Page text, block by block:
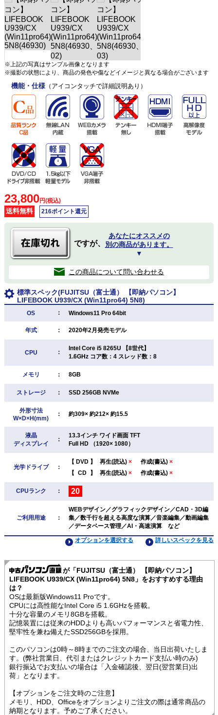
※上記の写真はサンプル画像となります
※撮影の状態により、商品の発色や傷などイメージと異なる場合がございます
機能・仕様（アイコンタッチで詳細説明あり）
23,800円(税込)
送料無料 216ポイント還元
ですが、
あなたにオススメの
別の商品があります。
▼
この商品について問い合わせる
標準スペック(FUJITSU（富士通） 【即納パソコン】
LIFEBOOK U939/CX (Win11pro64) 5N8)
OS ： Windows11 Pro 64bit
年式 ： 2020年2月発売モデル
CPU ：
Intel Core i5 8265U 【8世代】
1.6GHz コア数：4 スレッド数：8
メモリ ： 8GB
ストレージ ： SSD 256GB NVMe
外形寸法
W×D×H(mm)
： 約309× 約212× 約15.5
液晶
ディスプレイ
：
13.3インチ ワイド画面 TFT
Full HD （1920× 1080）
光学ドライブ ：
【 DVD 】 再生(読込) × 作成(書込) ×
【 CD 】 再生(読込) × 作成(書込) ×
CPUランク ： 20
ご利用用途 ：
WEBデザイン／グラフィックデザイン／CAD・3D編
集／数千行を超える高度な演算／音楽編集／動画編集
／データベース管理／AI・高速演算 など
詳しいスペックを見る
オプションを選択する
が「FUJITSU（富士通） 【即納パソコン】
LIFEBOOK U939/CX (Win11pro64) 5N8」をおすすめする理由
は？
OSは最新版Windows11 Proです。
CPUには高性能なIntel Core i5 1.6GHzを搭載。
十分な容量のメモリ8GBを搭載。
記憶装置には従来のHDDよりも高いパフォーマンスと省電力性、
堅牢性を兼ね備えたSSD256GBを採用。
このパソコンは0時～8時までのご注文の場合、当日出荷いたしま
す。(弊社営業日、代引またはクレジットカード支払い時のみ)
銀行振込でお支払いの場合は「入金確認後、翌日(翌営業日)出
荷」となります。
【オプションをご注文時のご注意】
メモリ、HDD、Officeをオプションよりご注文の際は通常商品の
納期となります。予めご了承ください。